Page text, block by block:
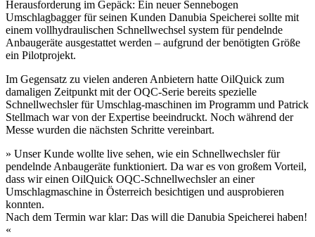
Herausforderung im Gepäck: Ein neuer Sennebogen
Umschlagbagger für seinen Kunden Danubia Speicherei sollte mit
einem vollhydraulischen Schnellwechsel system für pendelnde
Anbaugeräte ausgestattet werden – aufgrund der benötigten Größe
ein Pilotprojekt.
Im Gegensatz zu vielen anderen Anbietern hatte OilQuick zum
damaligen Zeitpunkt mit der OQC-Serie bereits spezielle
Schnellwechsler für Umschlag-maschinen im Programm und Patrick
Stellmach war von der Expertise beeindruckt. Noch während der
Messe wurden die nächsten Schritte vereinbart.
» Unser Kunde wollte live sehen, wie ein Schnellwechsler für
pendelnde Anbaugeräte funktioniert. Da war es von großem Vorteil,
dass wir einen OilQuick OQC-Schnellwechsler an einer
Umschlagmaschine in Österreich besichtigen und ausprobieren
konnten.
Nach dem Termin war klar: Das will die Danubia Speicherei haben!
«